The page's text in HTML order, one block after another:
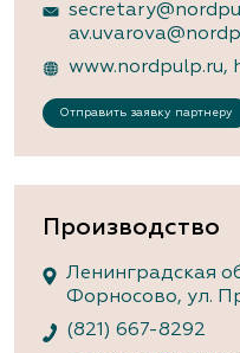
www.nordpulp.ru,
Отправить заявку партнеру
Производство
Ленинградская
Форносово, ул.
(821) 667-8292